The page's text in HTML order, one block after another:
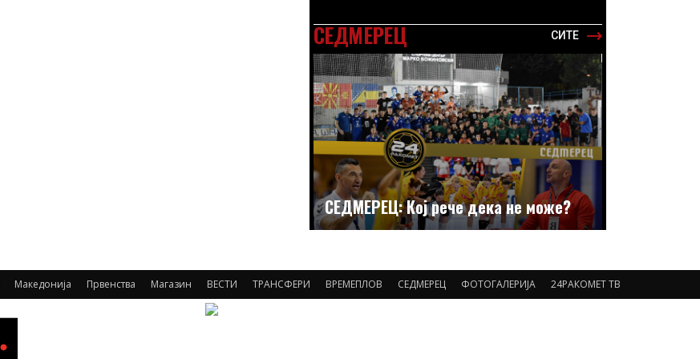
СЕДМЕРЕЦ СИТЕ
СЕДМЕРЕЦ: Кој рече дека не може?
Македонија Првенства Магазин ВЕСТИ ТРАНСФЕРИ ВРЕМЕПЛОВ СЕДМЕРЕЦ ФОТОГАЛЕРИЈА 24РАКОМЕТ ТВ